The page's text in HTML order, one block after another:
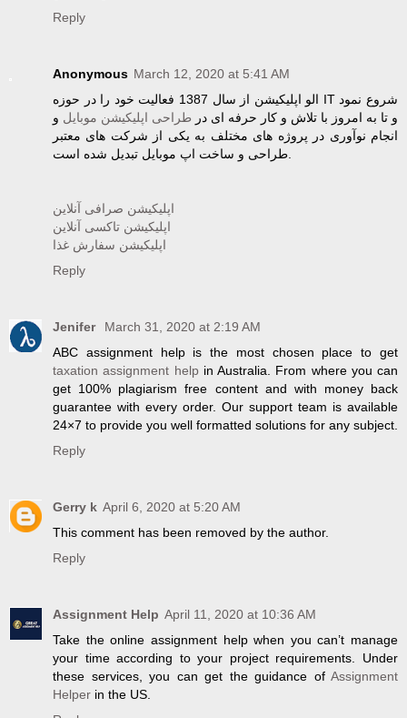
Reply
Anonymous March 12, 2020 at 5:41 AM
الو اپلیکیشن از سال 1387 فعالیت خود را در حوزه IT شروع نمود
و تا به امروز با تلاش و کار حرفه ای در طراحی اپلیکیشن موبایل و
انجام نوآوری در پروژه های مختلف به یکی از شرکت های معتبر
اپلیکیشن صرافی آنلاین
اپلیکیشن تاکسی آنلاین
اپلیکیشن سفارش غذا
Reply
Jenifer
March 31, 2020 at 2:19 AM
ABC assignment help is the most chosen place to get
taxation assignment helpin Australia. From where you can
get 100% plagiarism free content and with money back
guarantee with every order. Our support team is available
24×7 to provide you well formatted solutions for any subject.
Reply
Gerry k April 6, 2020 at 5:20 AM
This comment has been removed by the author.
Reply
Assignment Help April 11, 2020 at 10:36 AM
Take the online assignment help when you can’t manage
your time according to your project requirements. Under
these services, you can get the guidance of Assignment
Helper in the US.